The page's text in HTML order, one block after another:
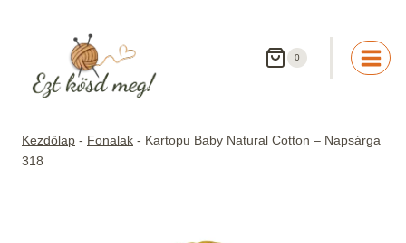
0
Kezdőlap - Fonalak - Kartopu Baby Natural Cotton – Napsárga
318